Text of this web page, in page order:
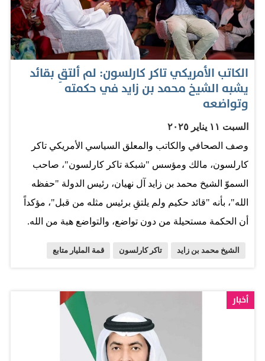
الكاتب الأمريكي تاكر كارلسون: لم ألتقِ بقائد
يشبه الشيخ محمد بن زايد في حكمته
وتواضعه
السبت ١١ يناير ٢٠٢٥
وصف الصحافي والكاتب والمعلق السياسي الأمريكي تاكر
كارلسون، مالك ومؤسس "شبكة تاكر كارلسون"، صاحب
السموّ الشيخ محمد بن زايد آل نهيان، رئيس الدولة "حفظه
الله"، بأنه "قائد حكيم ولم يلتقِ برئيس مثله من قبل"، مؤكداً
أن الحكمة مستحيلة من دون تواضع، والتواضع هبة من الله.
الجديدة للتأثير"، انعقدت خلال فعاليات قمة المليار متابع، أكبر
قمة عالمية في اقتصاد صناعة المحتوى، والتي ينظمها
المكتب الإعلامي لحكومة دولة الإمارات، وتستضيفها دولة
الشيخ محمد بن زايد تاكر كارلسون قمة المليار متابع
أخبار